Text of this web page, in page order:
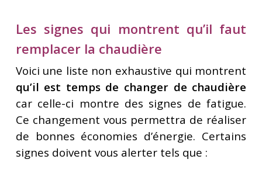
Les signes qui montrent qu’il faut
remplacer la chaudière
Voici une liste non exhaustive qui montrent
qu’il est temps de changer de chaudière
car celle-ci montre des signes de fatigue.
Ce changement vous permettra de réaliser
de bonnes économies d’énergie. Certains
signes doivent vous alerter tels que :